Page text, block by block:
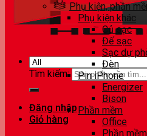
Tìm kiếm:
Đăng nhập
Giỏ hàng
Phụ kiện, phần
Phụ kiện khác
Củ sạc
Đế sạc
Sạc dự
Đèn
Pin iPhone
Energizer
Bison
Phần mềm
Office
Phần